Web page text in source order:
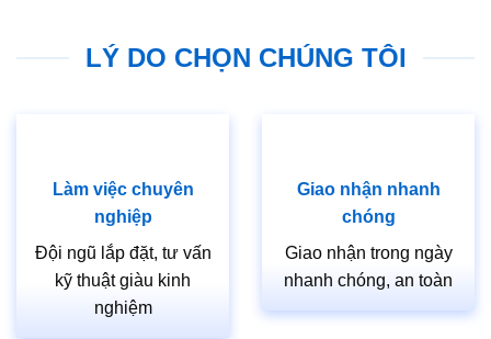
LÝ DO CHỌN CHÚNG TÔI
Làm việc chuyên
nghiệp
Đội ngũ lắp đặt, tư vấn
kỹ thuật giàu kinh
nghiệm
Giao nhận nhanh
chóng
Giao nhận trong ngày
nhanh chóng, an toàn